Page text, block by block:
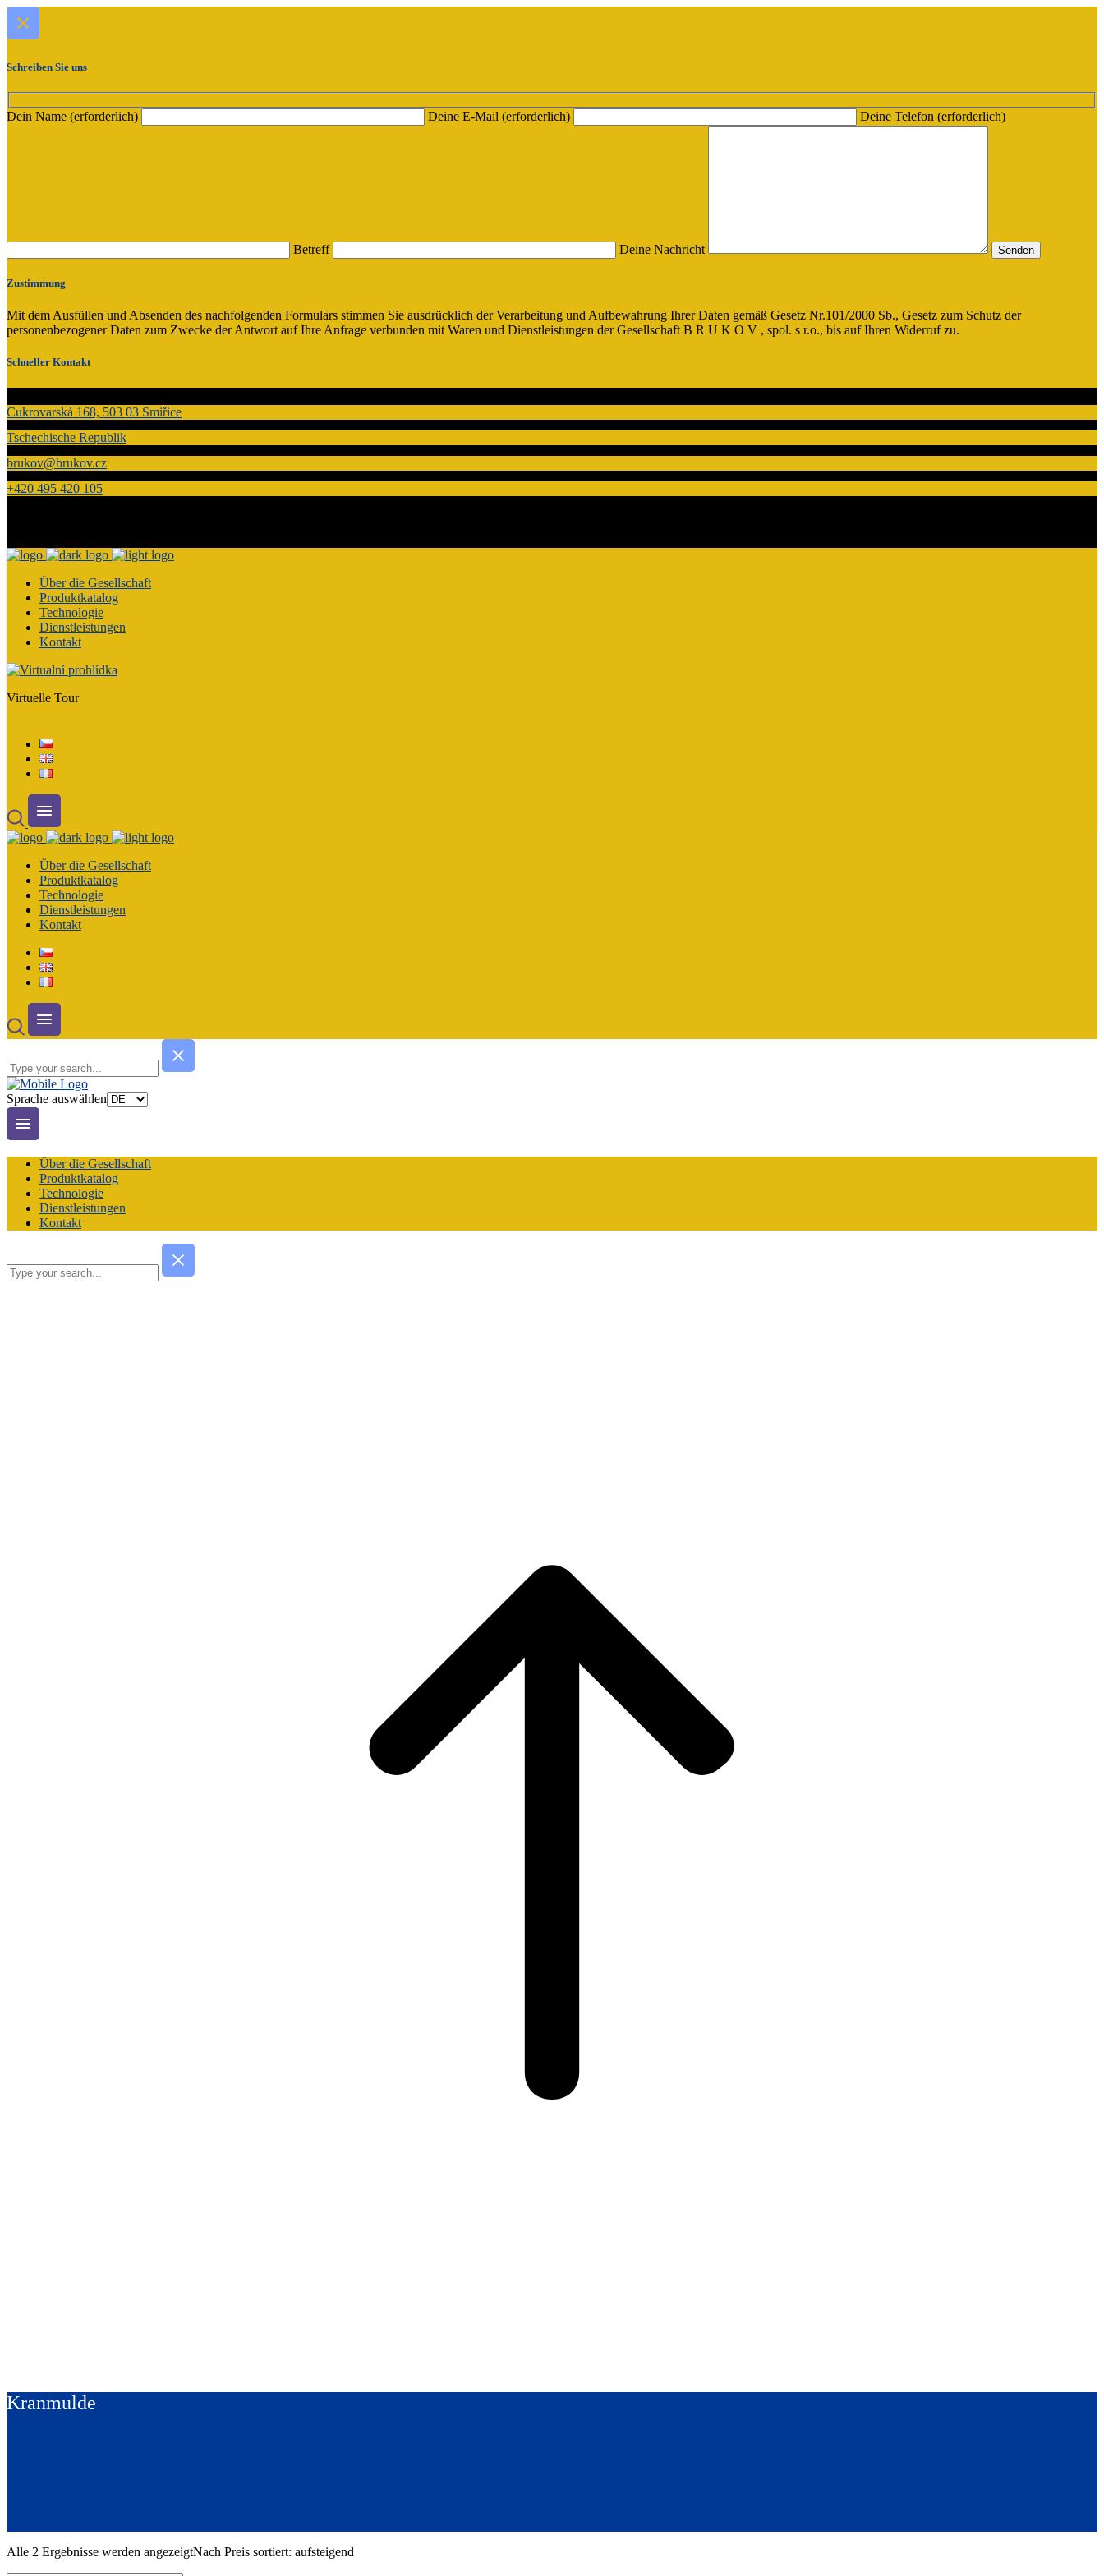
Schreiben Sie uns
Dein Name (erforderlich) Deine E-Mail (erforderlich) Deine Telefon (erforderlich)
Betreff Deine Nachricht
Zustimmung
Mit dem Ausfüllen und Absenden des nachfolgenden Formulars stimmen Sie ausdrücklich der Verarbeitung und Aufbewahrung Ihrer Daten gemäß Gesetz Nr.101/2000 Sb., Gesetz zum Schutz der
personenbezogener Daten zum Zwecke der Antwort auf Ihre Anfrage verbunden mit Waren und Dienstleistungen der Gesellschaft B R U K O V , spol. s r.o., bis auf Ihren Widerruf zu.
Schneller Kontakt
Cukrovarská 168, 503 03 Smiřice
Tschechische Republik
brukov@brukov.cz
+420 495 420 105
Über die Gesellschaft
Produktkatalog
Technologie
Dienstleistungen
Kontakt
Virtuelle Tour
Über die Gesellschaft
Produktkatalog
Technologie
Dienstleistungen
Kontakt
Sprache auswählen
Über die Gesellschaft
Produktkatalog
Technologie
Dienstleistungen
Kontakt
Kranmulde
Alle 2 Ergebnisse werden angezeigtNach Preis sortiert: aufsteigend